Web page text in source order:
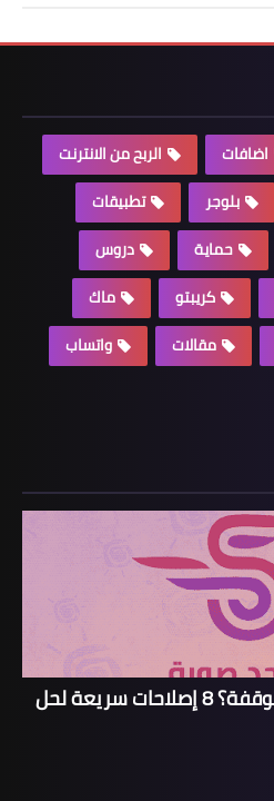
اضافات
الربح من الانترنت
بلوجر
تطبيقات
حماية
دروس
كريبتو
ماك
مقالات
واتساب
شاشة Oppo Pad Neo متوقفة؟ 8 إصلاحات سريعة لحل